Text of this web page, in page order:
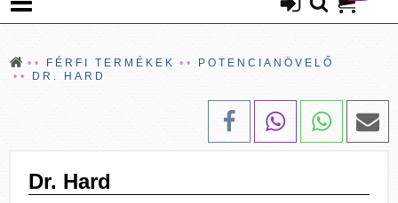
FÉRFI TERMÉKEK
POTENCIANÖVELŐ
DR. HARD
Dr. Hard